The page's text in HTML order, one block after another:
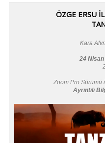
ÖZGE ERSU
Kara
24 Nisan
Zoom Pro Sürümü
Ayrıntılı